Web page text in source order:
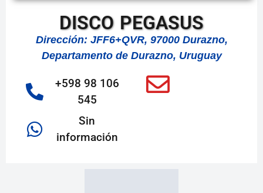
DISCO PEGASUS
Dirección: JFF6+QVR, 97000 Durazno,
Departamento de Durazno, Uruguay
+598 98 106
545
Sin
información